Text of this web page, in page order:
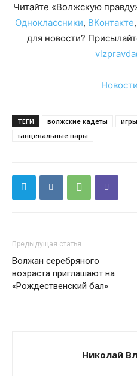
Читайте «Волжскую
Одноклассники, ВКонтакте,
для новости?
ТЕГИ волжские кадеты
танцевальные пары
Предыдущая статья
Волжан серебряного
возраста приглашают на
«Рождественский бал»
Николай